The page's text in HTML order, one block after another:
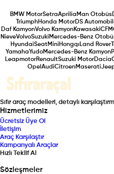
BMW MotorSetraAprilia Man Otobüs
TriumphHonda MotorDS
Daf KamyonVolvo KamyonKawasaki
NieveVolvoSuzuki Mercedes-Benz
HyundaiSeatMini Hongqı Land Rover
YamahaYudoMercedes-Benz Kamyon
LeapmotorRenaultSuzuki MotorDacia
Opel AudiCitroenMaserati
Sıfır araç modelleri, detaylı
Hizmetlerimiz
Ücretsiz Üye Ol
İletişim
Araç Karşılaştır
Kampanyalı Araçlar
Hızlı Teklif Al
Sözleşmeler